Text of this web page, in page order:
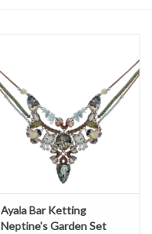
Ayala Bar Ketting
Neptine's Garden Set